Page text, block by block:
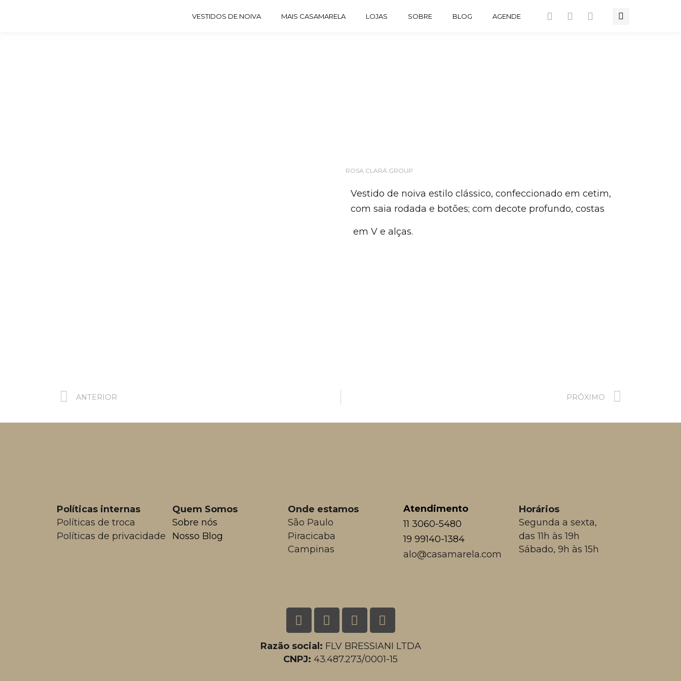
VESTIDOS DE NOIVA MAIS CASAMARELA LOJAS SOBRE BLOG AGENDE
ROSA CLARÁ GROUP
Vestido de noiva estilo clássico, confeccionado em cetim,
com saia rodada e botões; com decote profundo, costas
em V e alças.
ANTERIOR PRÓXIMO
Políticas internas
Políticas de troca
Políticas de privacidade
Quem Somos
Sobre nós
Nosso Blog
Onde estamos
São Paulo
Piracicaba
Campinas
Atendimento
11 3060-5480
19 99140-1384
alo@casamarela.com
Horários
Segunda a sexta,
das 11h às 19h
Sábado, 9h às 15h
Razão social: FLV BRESSIANI LTDA
CNPJ: 43.487.273/0001-15